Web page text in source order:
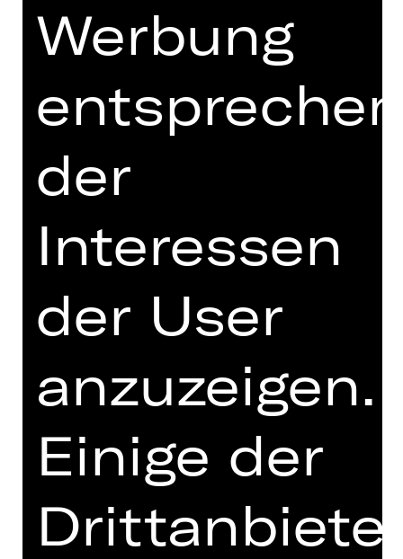
In Kooperation mit dem 1. FC
Nürnberg
mit freundlicher Erlaubnis des Verlags
starfruit publications
Uraufführung
Hinweis auf sensible Inhalte
1933 erhält Franz Anton Salomon
einen Brief vom 1. FC Nürnberg, in
aufgrund seines jüdischen Glaubens
aus dem Verein ausgeschlossen ist.
Und ausgerechnet dieses Dokument
trug er auf seiner mehrjährigen Flucht
bis in die USA bei sich – wie sehr
muss ihn der Ausschluss getroffen
haben?
Salomons Geschichte ist eine von 142
Werbung
der
Interessen
der User
anzuzeigen.
Einige der